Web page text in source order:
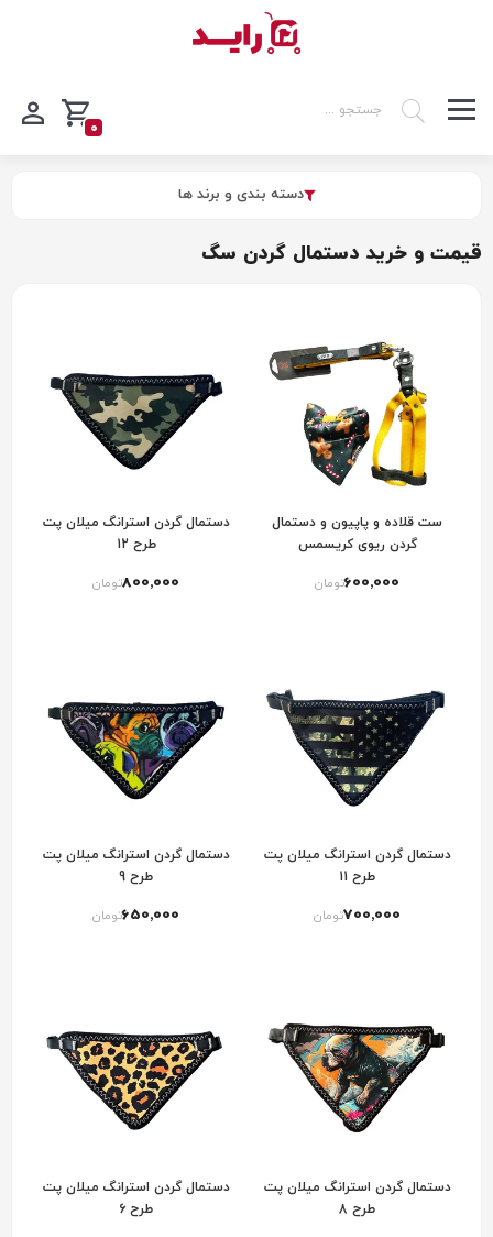
0
دسته بندی و برند ها
قیمت و خرید دستمال گردن سگ
ست قلاده و پاپیون و دستمال
گردن ریوی کریسمس
600٬000تومان
دستمال گردن استرانگ میلان پت
طرح 12
800٬000تومان
دستمال گردن استرانگ میلان پت
طرح 11
700٬000تومان
دستمال گردن استرانگ میلان پت
طرح 9
650٬000تومان
دستمال گردن استرانگ میلان پت
طرح 8
دستمال گردن استرانگ میلان پت
طرح 6